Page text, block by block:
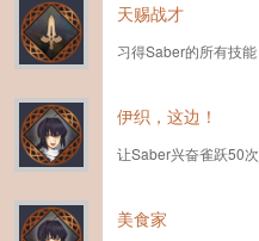
天赐战才
习得Saber的所有技能
伊织，这边！
让Saber兴奋雀跃50次
美食家